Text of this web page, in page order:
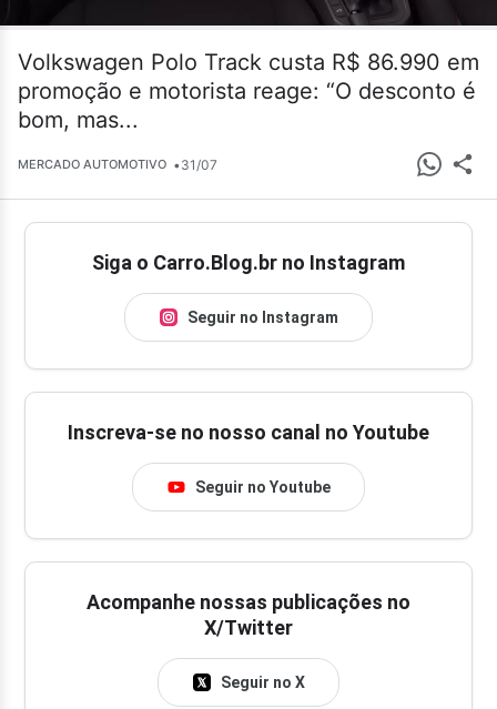
Volkswagen Polo Track custa R$ 86.990 em
promoção e motorista reage: “O desconto é
bom, mas...
MERCADO AUTOMOTIVO •31/07
Siga o Carro.Blog.br no Instagram
Seguir no Instagram
Inscreva-se no nosso canal no Youtube
Seguir no Youtube
Acompanhe nossas publicações no
X/Twitter
Seguir no X